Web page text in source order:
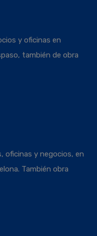
y oficinas en
también de obra
oficinas y negocios, en
También obra